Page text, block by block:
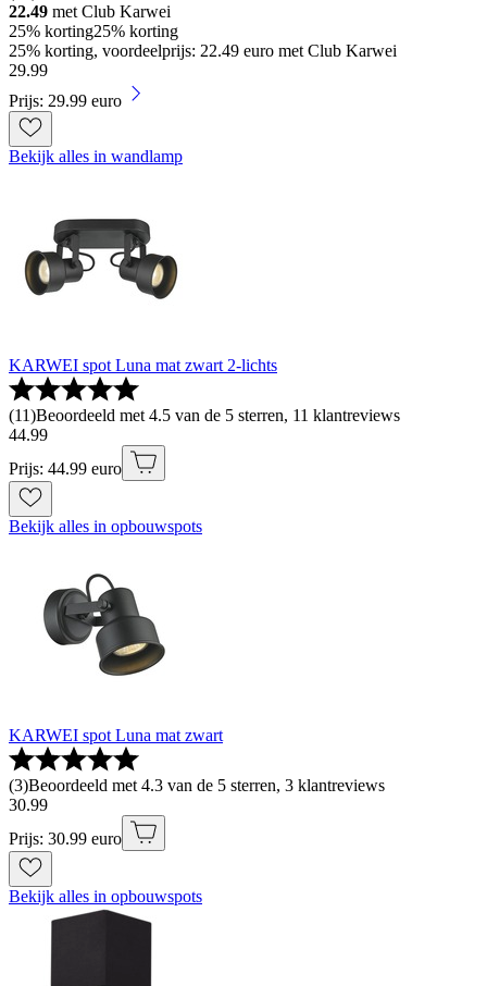
22.49 met Club Karwei
25% korting25% korting
25% korting, voordeelprijs: 22.49 euro met Club Karwei
29.99
Prijs: 29.99 euro
Bekijk alles in wandlamp
KARWEI spot Luna mat zwart 2-lichts
(11)Beoordeeld met 4.5 van de 5 sterren, 11 klantreviews
44.99
Prijs: 44.99 euro
Bekijk alles in opbouwspots
KARWEI spot Luna mat zwart
(3)Beoordeeld met 4.3 van de 5 sterren, 3 klantreviews
30.99
Prijs: 30.99 euro
Bekijk alles in opbouwspots